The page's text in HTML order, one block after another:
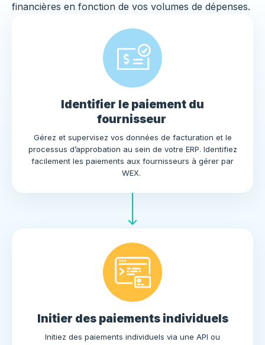
financières en fonction de vos volumes de dépenses.
Identifier le paiement du
fournisseur
Gérez et supervisez vos données de facturation et le
processus d’approbation au sein de votre ERP. Identifiez
facilement les paiements aux fournisseurs à gérer par
WEX.
Initier des paiements individuels
Initiez des paiements individuels via une API ou